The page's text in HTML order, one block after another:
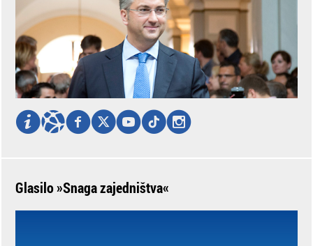
Glasilo »Snaga zajedništva«